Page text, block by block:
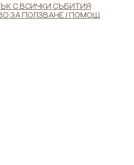
С ВСИЧКИ СЪБИТИЯ
ЗА ПОЛЗВАНЕ / ПОМОЩ